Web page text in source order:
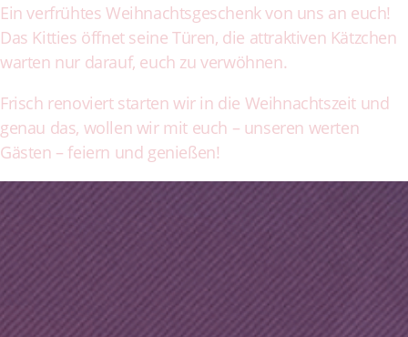
Ein verfrühtes Weihnachtsgeschenk von uns an euch!
Das Kitties öffnet seine Türen, die attraktiven Kätzchen
warten nur darauf, euch zu verwöhnen.
Frisch renoviert starten wir in die Weihnachtszeit und
genau das, wollen wir mit euch – unseren werten
Gästen – feiern und genießen!